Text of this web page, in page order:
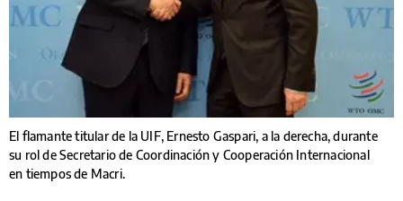
El flamante titular de la UIF, Ernesto Gaspari, a la derecha, durante
su rol de Secretario de Coordinación y Cooperación Internacional
en tiempos de Macri.